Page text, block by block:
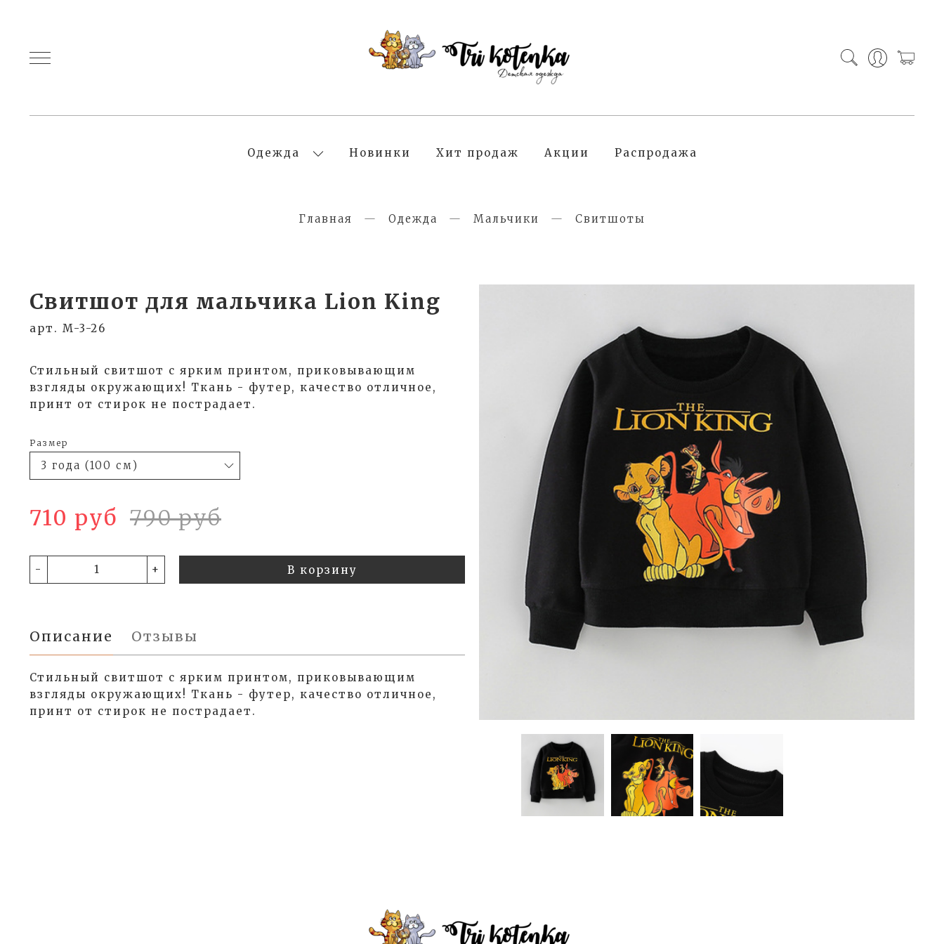
Одежда Новинки Хит продаж Акции Распродажа
Главная Одежда Мальчики Свитшоты
Свитшот для мальчика Lion King
арт. M-3-26
Стильный свитшот с ярким принтом, приковывающим
взгляды окружающих! Ткань - футер, качество отличное,
принт от стирок не пострадает.
Размер
710 руб 790 руб
- + В корзину
Описание Отзывы
Стильный свитшот с ярким принтом, приковывающим
взгляды окружающих! Ткань - футер, качество отличное,
принт от стирок не пострадает.